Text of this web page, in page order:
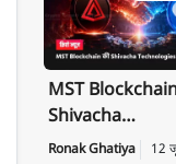
MST
Shivacha
Technologies के
Ronak Ghatiya 12